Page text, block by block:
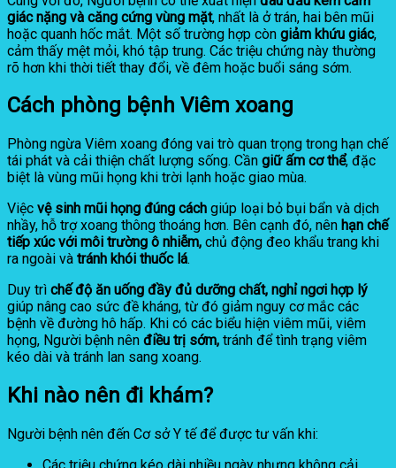
giác nặng và căng cứng vùng mặt, nhất là ở trán, hai bên mũi
hoặc quanh hốc mắt. Một số trường hợp còn giảm khứu giác,
cảm thấy mệt mỏi, khó tập trung. Các triệu chứng này thường
rõ hơn khi thời tiết thay đổi, về đêm hoặc buổi sáng sớm.
Cách phòng bệnh Viêm xoang
Phòng ngừa Viêm xoang đóng vai trò quan trọng trong hạn chế
tái phát và cải thiện chất lượng sống. Cần giữ ấm cơ thể, đặc
biệt là vùng mũi họng khi trời lạnh hoặc giao mùa.
Việc vệ sinh mũi họng đúng cách giúp loại bỏ bụi bẩn và dịch
nhầy, hỗ trợ xoang thông thoáng hơn. Bên cạnh đó, nên hạn chế
tiếp xúc với môi trường ô nhiễm, chủ động đeo khẩu trang khi
ra ngoài và tránh khói thuốc lá.
Duy trì chế độ ăn uống đầy đủ dưỡng chất, nghỉ ngơi hợp lý
giúp nâng cao sức đề kháng, từ đó giảm nguy cơ mắc các
bệnh về đường hô hấp. Khi có các biểu hiện viêm mũi, viêm
họng, Người bệnh nên điều trị sớm, tránh để tình trạng viêm
kéo dài và tránh lan sang xoang.
Khi nào nên đi khám?
Người bệnh nên đến Cơ sở Y tế để được tư vấn khi: